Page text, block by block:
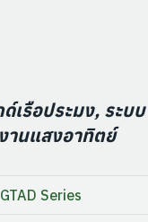
รือประมง, ระบ
านแสงอาทิตย์
GTAD Series